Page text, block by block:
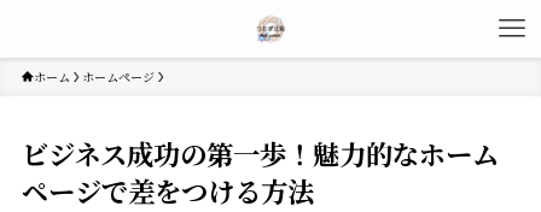
ホーム ホームページ
ビジネス成功の第一歩！魅力的なホーム
ページで差をつける方法